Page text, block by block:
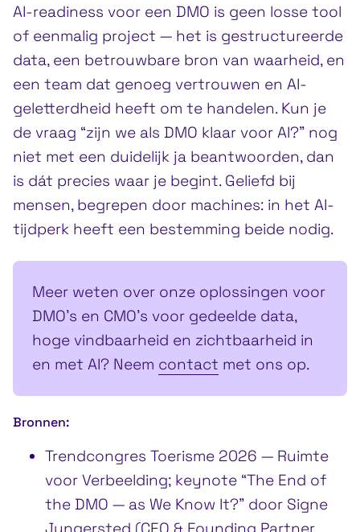
AI-readiness voor een DMO is geen losse tool
of eenmalig project — het is gestructureerde
data, een betrouwbare bron van waarheid, en
een team dat genoeg vertrouwen en AI-
geletterdheid heeft om te handelen. Kun je
de vraag “zijn we als DMO klaar voor AI?” nog
niet met een duidelijk ja beantwoorden, dan
is dát precies waar je begint. Geliefd bij
mensen, begrepen door machines: in het AI-
tijdperk heeft een bestemming beide nodig.
Meer weten over onze oplossingen voor
DMO’s en CMO’s voor gedeelde data,
hoge vindbaarheid en zichtbaarheid in
en met AI? Neem contact met ons op.
Bronnen:
Trendcongres Toerisme 2026 — Ruimte
voor Verbeelding; keynote “The End of
the DMO — as We Know It?” door Signe